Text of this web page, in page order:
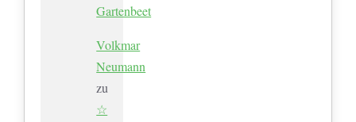
Gartenbeet
Volkmar
Neumann
zu
☆